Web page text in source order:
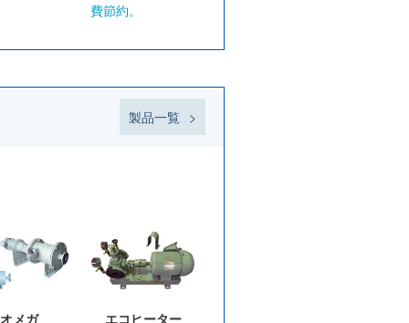
費節約。
製品一覧
オメガ エコヒーター